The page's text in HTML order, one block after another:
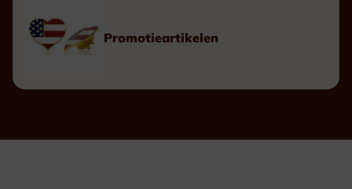
Promotieartikelen